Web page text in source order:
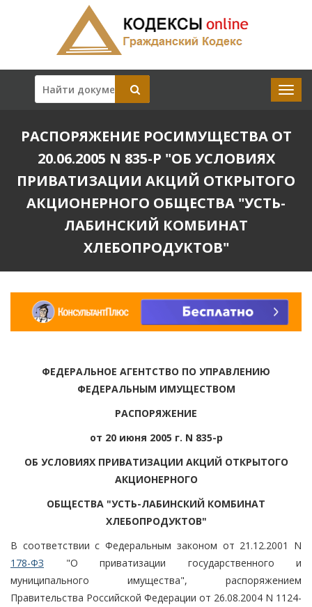
РАСПОРЯЖЕНИЕ РОСИМУЩЕСТВА ОТ
20.06.2005 N 835-Р "ОБ УСЛОВИЯХ
ПРИВАТИЗАЦИИ АКЦИЙ ОТКРЫТОГО
АКЦИОНЕРНОГО ОБЩЕСТВА "УСТЬ-
ЛАБИНСКИЙ КОМБИНАТ
ХЛЕБОПРОДУКТОВ"
ФЕДЕРАЛЬНОЕ АГЕНТСТВО ПО УПРАВЛЕНИЮ
ФЕДЕРАЛЬНЫМ ИМУЩЕСТВОМ
РАСПОРЯЖЕНИЕ
от 20 июня 2005 г. N 835-р
ОБ УСЛОВИЯХ ПРИВАТИЗАЦИИ АКЦИЙ ОТКРЫТОГО
АКЦИОНЕРНОГО
ОБЩЕСТВА "УСТЬ-ЛАБИНСКИЙ КОМБИНАТ
ХЛЕБОПРОДУКТОВ"
В соответствии с Федеральным законом от 21.12.2001 N
178-ФЗ "О приватизации государственного и
муниципального имущества", распоряжением
Правительства Российской Федерации от 26.08.2004 N 1124-